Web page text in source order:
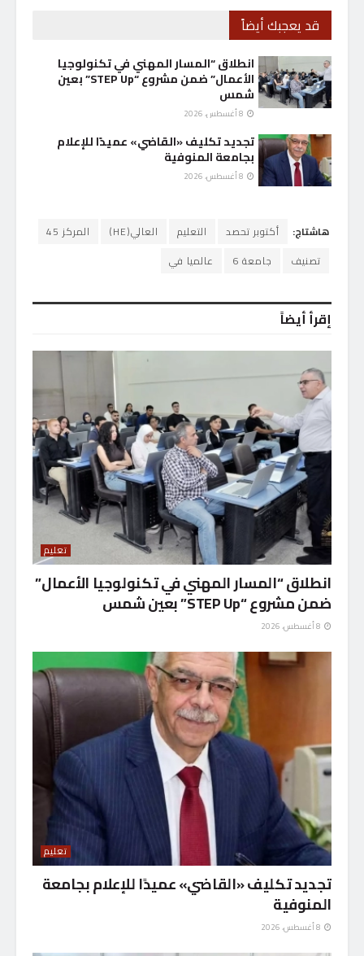
قد يعجبك أيضاً
انطلاق “المسار المهني في تكنولوجيا
الأعمال” ضمن مشروع “STEP Up” بعين
شمس
تجديد تكليف «القاضي» عميدًا للإعلام
بجامعة المنوفية
هاشتاج: أكتوبر تحصد التعليم العالي(HE)
المركز 45
تصنيف
جامعة 6 عالميا في
إقرأ أيضاً
تعليم
انطلاق “المسار المهني في تكنولوجيا الأعمال”
ضمن مشروع “STEP Up” بعين شمس
تعليم
تجديد تكليف «القاضي» عميدًا للإعلام بجامعة
المنوفية